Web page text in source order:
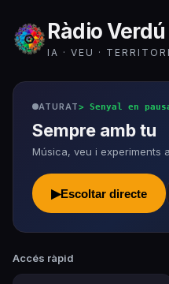
Ràdio Verdú
IA · VEU · TERRITORI
ATURAT> Senyal en
Sempre amb tu
Música, veu i experiments
▶Escoltar directe
Accés ràpid